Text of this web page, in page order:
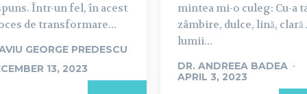
Într-un fel, în acest
de transformare...
GEORGE PREDESCU
13, 2023
mintea mi-o culeg: Cu-a
zâmbire, dulce, lină, clară
lumii...
DR. ANDREEA BADEA -
APRIL 3, 2023